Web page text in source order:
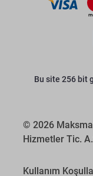
Bu site 256 bit
© 2026
Hizmetler Tic.
Kullanım